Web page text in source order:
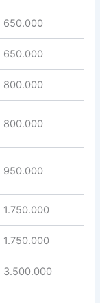
650.000
650.000
800.000
800.000
950.000
1.750.000
1.750.000
3.500.000